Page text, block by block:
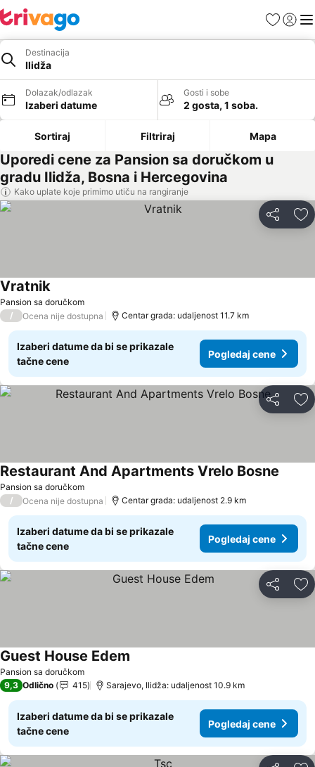
FavoritiPrijavi
Destinacija
Ilidža
Dolazak/odlazak
Izaberi datume
Gosti i sobe
2 gosta, 1 soba.
Sortiraj Filtriraj Mapa
Uporedi cene za Pansion sa doručkom u
gradu Ilidža, Bosna i Hercegovina
Kako uplate koje primimo utiču na rangiranje
Deli
Pansion sa doručkom
VratnikPogledaj cene
/ Ocena nije dostupna Centar grada: udaljenost 11.7 km
Izaberi datume da bi se prikazale
tačne cene
Pogledaj cene
Deli
Pansion sa doručkom
Restaurant And Apartments Vrelo Bosne
/ Ocena nije dostupna Centar grada: udaljenost 2.9 km
Izaberi datume da bi se prikazale
tačne cene
Pogledaj cene
Deli
Pansion sa doručkom
Guest House Edem
9,3 Odlično 415 Sarajevo, Ilidža: udaljenost 10.9 km
Izaberi datume da bi se prikazale
tačne cene
Pogledaj cene